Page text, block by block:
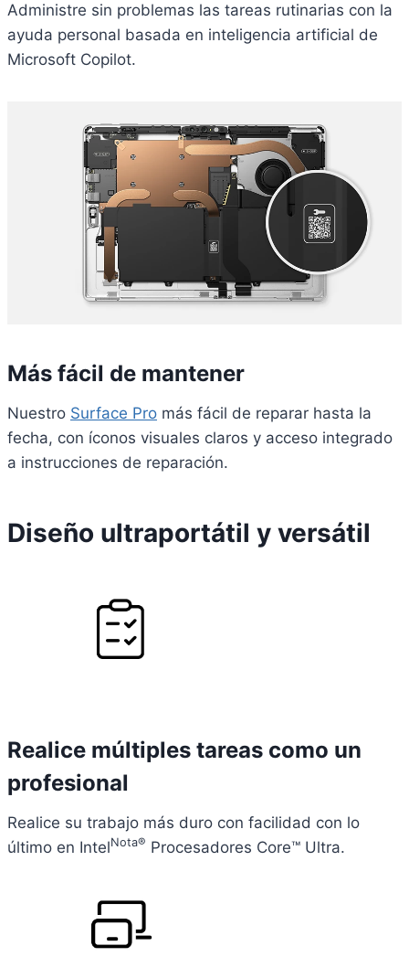
Administre sin problemas las tareas rutinarias con la
ayuda personal basada en inteligencia artificial de
Microsoft Copilot.
Más fácil de mantener
Nuestro Surface Pro más fácil de reparar hasta la
fecha, con íconos visuales claros y acceso integrado
a instrucciones de reparación.
Diseño ultraportátil y versátil
Realice múltiples tareas como un
profesional
Realice su trabajo más duro con facilidad con lo
último en IntelNota® Procesadores Core™ Ultra.